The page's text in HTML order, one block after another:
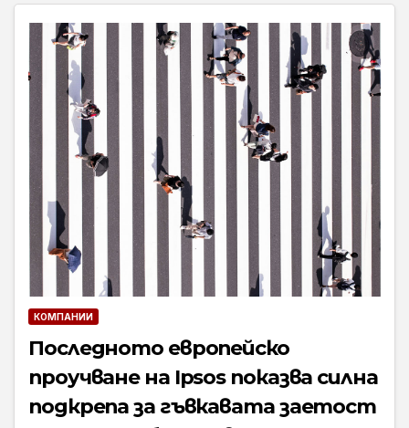
КОМПАНИИ
Последното европейско
проучване на Ipsos показва силна
подкрепа за гъвкавата заетост